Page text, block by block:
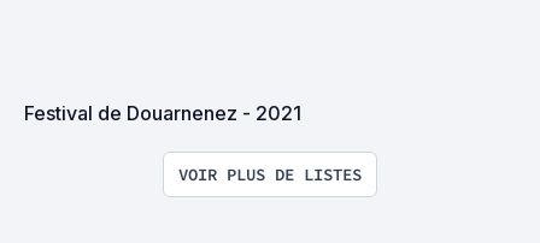
Festival de Douarnenez - 2021
VOIR PLUS DE LISTES